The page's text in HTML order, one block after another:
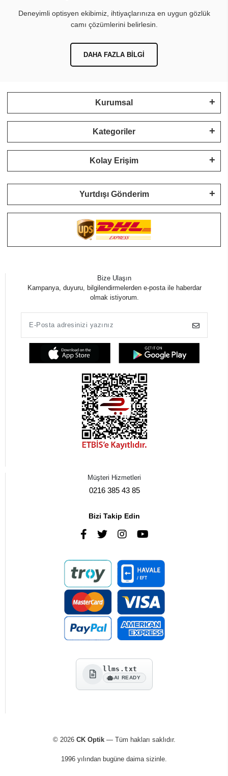
Deneyimli optisyen ekibimiz, ihtiyaçlarınıza en uygun gözlük
camı çözümlerini belirlesin.
DAHA FAZLA BILGI
Kurumsal
Kategoriler
Kolay Erişim
Yurtdışı Gönderim
Bize Ulaşın
Kampanya, duyuru, bilgilendirmelerden e-posta ile haberdar
olmak istiyorum.
Müşteri Hizmetleri
0216 385 43 85
Bizi Takip Edin
llms.txt
AI READY
© 2026 CK Optik— Tüm hakları saklıdır.
1996 yılından bugüne daima sizinle.